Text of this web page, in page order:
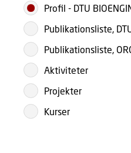
Profil - DTU
Publikationsliste,
Publikationsliste,
Aktiviteter
Projekter
Kurser